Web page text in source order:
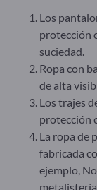
Los
protección
suciedad.
Ropa con
de alta
Los trajes
protección
La ropa de
fabricada
ejemplo,